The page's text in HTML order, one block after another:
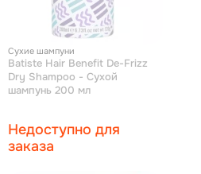
Сухие шампуни
Batiste Hair Benefit De-Frizz
Dry Shampoo - Сухой
шампунь 200 мл
Недоступно для
заказа